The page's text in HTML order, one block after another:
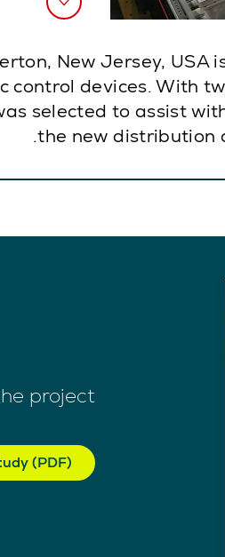
New Jersey,
devices. With
selected to assist
the new distribution
project
(PDF)